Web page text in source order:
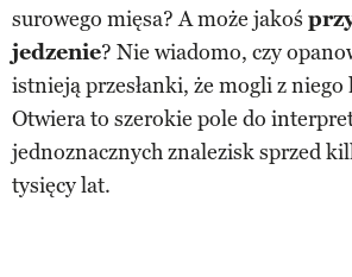
surowego mięsa? A może jakoś
jedzenie? Nie wiadomo, czy
istnieją przesłanki, że mogli z niego
Otwiera to szerokie pole do
jednoznacznych znalezisk sprzed
tysięcy lat.